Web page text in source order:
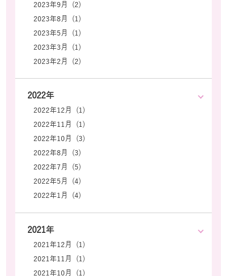
2023年9月 (2)
2023年8月 (1)
2023年5月 (1)
2023年3月 (1)
2023年2月 (2)
2022年
2022年12月 (1)
2022年11月 (1)
2022年10月 (3)
2022年8月 (3)
2022年7月 (5)
2022年5月 (4)
2022年1月 (4)
2021年
2021年12月 (1)
2021年11月 (1)
2021年10月 (1)